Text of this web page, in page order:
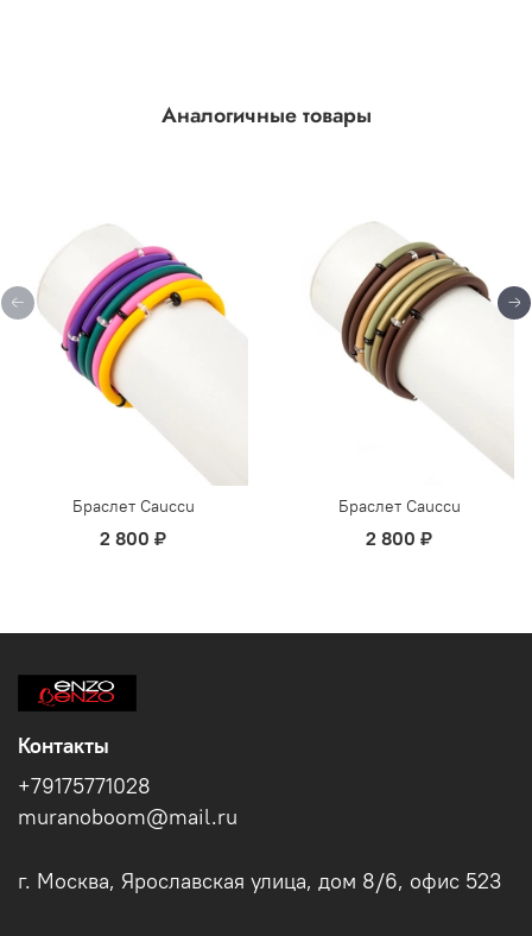
Аналогичные товары
Браслет Cauccu
2 800 ₽
Браслет Cauccu
2 800 ₽
Контакты
+79175771028
muranoboom@mail.ru
г. Москва, Ярославская улица, дом 8/6, офис 523